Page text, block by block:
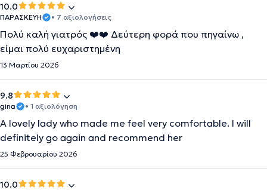
10.0
ΠΑΡΑΣΚΕΥΗ • 7 αξιολογήσεις
Πολύ καλή γιατρός ❤️❤️ Δεύτερη φορά που πηγαίνω ,
είμαι πολύ ευχαριστημένη
13 Μαρτίου 2026
9.8
gina • 1 αξιολόγηση
A lovely lady who made me feel very comfortable. I will
definitely go again and recommend her
25 Φεβρουαρίου 2026
10.0